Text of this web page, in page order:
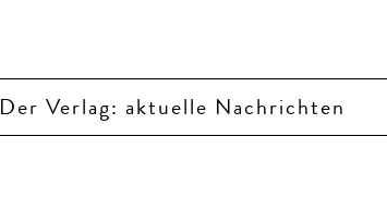
Der Verlag: aktuelle Nachrichten